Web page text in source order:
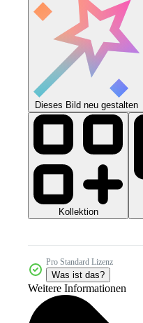
Dieses Bild neu gestalten
Kollektion
Pro Standard Lizenz
Was ist das?
Weitere Informationen